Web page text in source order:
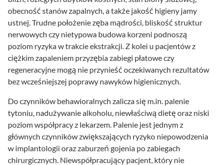
obecność stanów zapalnych, a także jakość higieny jamy
ustnej. Trudne położenie zęba mądrości, bliskość struktur
nerwowych czy nietypowa budowa korzeni podnoszą
poziom ryzyka w trakcie ekstrakcji. Z kolei u pacjentów z
ciężkim zapaleniem przyzębia zabiegi płatowe czy
regeneracyjne mogą nie przynieść oczekiwanych rezultatów
bez wcześniejszej poprawy nawyków higienicznych.
Do czynników behawioralnych zalicza się m.in. palenie
tytoniu, nadużywanie alkoholu, niewłaściwą dietę oraz niski
poziom współpracy z lekarzem. Palenie jest jednym z
głównych czynników zwiększających ryzyko niepowodzenia
w implantologii oraz zaburzeń gojenia po zabiegach
chirurgicznych. Niewspółpracujący pacjent, który nie